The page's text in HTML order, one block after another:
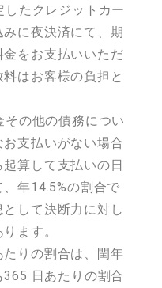
たクレジットカー
みに夜決済にて、期
をお支払いいただ
はお客様の負担と
の他の債務につい
支払いがない場合
算して支払いの日
年14.5%の割合で
して決断力に対し
ます。
たりの割合は、閏年
日あたりの割合